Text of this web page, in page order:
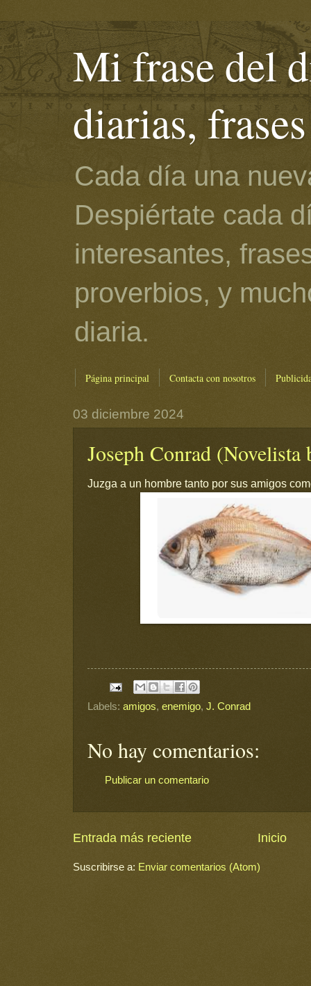
Mi frase del
diarias,
Cada día una
Despiértate cada
interesantes,
proverbios, y
diaria.
Página principal Contacta con nosotros
03 diciembre 2024
Joseph Conrad (Novelista
Juzga a un hombre tanto por sus amigos
Labels: amigos, enemigo, J. Conrad
No hay comentarios:
Publicar un comentario
Entrada más reciente Inicio
Suscribirse a: Enviar comentarios (Atom)